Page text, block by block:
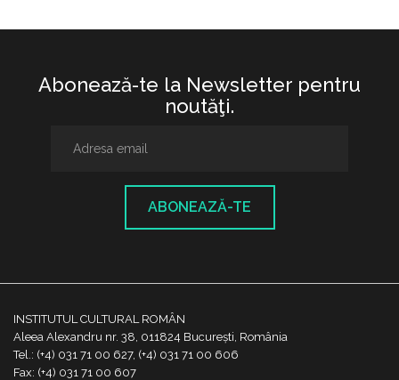
Abonează-te la Newsletter pentru
noutăţi.
ABONEAZĂ-TE
INSTITUTUL CULTURAL ROMÂN
Aleea Alexandru nr. 38, 011824 București, România
Tel.: (+4) 031 71 00 627, (+4) 031 71 00 606
Fax: (+4) 031 71 00 607